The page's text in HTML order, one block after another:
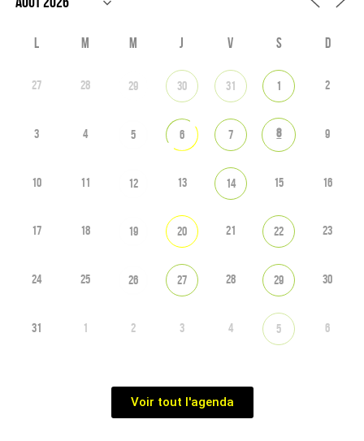
L M M J V S D
27 28 29 30 31 1 2
3 4 5 6 7 8 9
10 11 12 13 14 15 16
17 18 19 20 21 22 23
24 25 26 27 28 29 30
31 1 2 3 4 5 6
Voir tout l'agenda